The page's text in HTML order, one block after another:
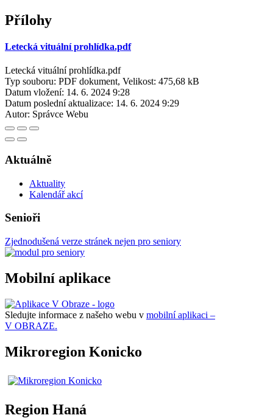
Přílohy
Letecká vituální prohlídka.pdf
Letecká vituální prohlídka.pdf
Typ souboru: PDF dokument, Velikost: 475,68 kB
Datum vložení: 14. 6. 2024 9:28
Datum poslední aktualizace: 14. 6. 2024 9:29
Autor: Správce Webu
Aktuálně
Aktuality
Kalendář akcí
Senioři
Zjednodušená verze stránek nejen pro seniory
Mobilní aplikace
Sledujte informace z našeho webu v mobilní aplikaci –
V OBRAZE.
Mikroregion Konicko
Region Haná